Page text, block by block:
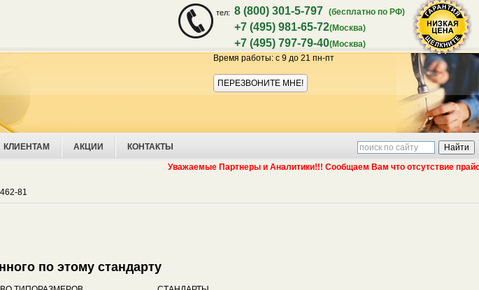
тел: 8 (800) 301-5-797 (бесплатно по РФ)
+7 (495) 981-65-72(Москва)
+7 (495) 797-79-40(Москва)
Время работы: с 9 до 21 пн-пт
ПЕРЕЗВОНИТЕ МНЕ!
Акция:
КЛИЕНТАМ АКЦИИ КОНТАКТЫ
Уважаемые Партнеры и Аналитики!!! Сообщаем Вам что отсутствие прайс
81
по этому стандарту